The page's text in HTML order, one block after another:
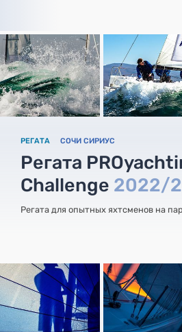
РЕГАТА СОЧИ СИРИУС
Регата
Challenge 2022/
Регата для опытных яхтсменов на